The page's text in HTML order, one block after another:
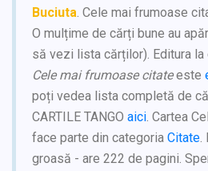
Buciuta. Cele mai frumoase
O mulțime de cărți bune au
să vezi lista cărților). Editura
Cele mai frumoase citateeste
poți vedea lista completă de
CARTILE TANGO aici. Cartea
face parte din categoria Citate.
groasă - are 222 de pagini.